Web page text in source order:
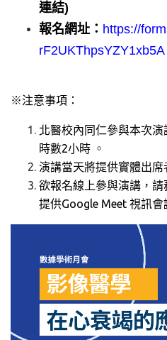
連結)
報名網址： https://
rF2UKThpsYZY1xb5A
※注意事項：
北醫校內同仁參與本次
時數2小時 。
演講當天將提供實體出席
欲報名線上參與演講，
提供Google Meet 視訊會